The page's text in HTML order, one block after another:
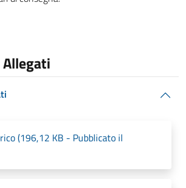
(196,12 KB - Pubblicato il